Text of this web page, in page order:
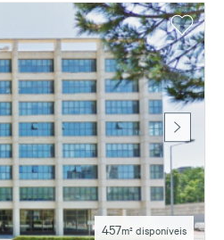
457m² disponíveis